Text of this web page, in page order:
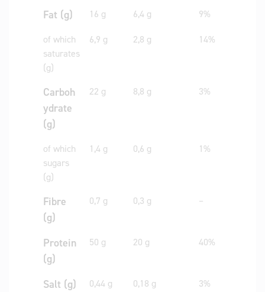
Fat (g) 16 g 6,4 g 9%
of which
saturates
(g)
6,9 g 2,8 g 14%
Carboh
ydrate
(g)
22 g 8,8 g 3%
of which
sugars
(g)
1,4 g 0,6 g 1%
Fibre
(g)
0,7 g 0,3 g –
Protein
(g)
50 g 20 g 40%
Salt (g) 0,44 g 0,18 g 3%